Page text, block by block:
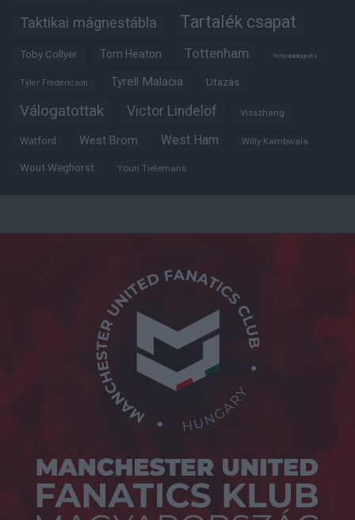
Taktikai mágnestábla Tartalék csapat
Toby Collyer Tom Heaton Tottenham Trófeabibliográfia
Tyler Fredericson Tyrell Malacia Utazás
Válogatottak Victor Lindelöf Visszhang
Watford West Brom West Ham Willy Kambwala
Wout Weghorst Youri Tielemans